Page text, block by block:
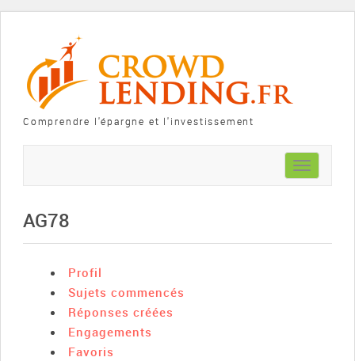
Comprendre l'épargne et l'investissement
Toggle
navigation
AG78
Profil
Sujets commencés
Réponses créées
Engagements
Favoris